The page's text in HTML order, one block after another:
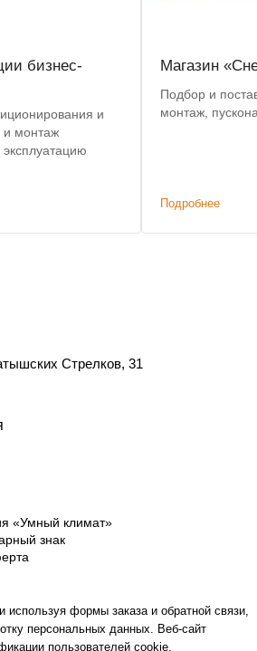
бизнес-
и
и монтаж
Магазин
Подбор и
монтаж,
Подробнее
Стрелков, 31
«Умный климат»
знак
используя формы заказа и обратной связи,
персональных данных. Веб-сайт
пользователей cookie.